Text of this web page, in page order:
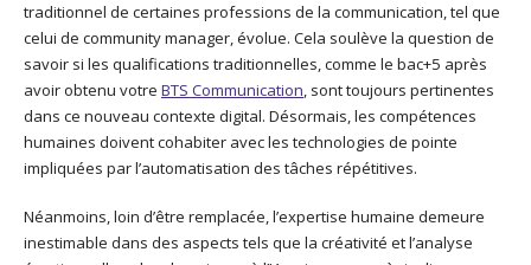
traditionnel de certaines professions de la communication, tel que
celui de community manager, évolue. Cela soulève la question de
savoir si les qualifications traditionnelles, comme le bac+5 après
avoir obtenu votre BTS Communication, sont toujours pertinentes
dans ce nouveau contexte digital. Désormais, les compétences
humaines doivent cohabiter avec les technologies de pointe
impliquées par l’automatisation des tâches répétitives.
Néanmoins, loin d’être remplacée, l’expertise humaine demeure
inestimable dans des aspects tels que la créativité et l’analyse